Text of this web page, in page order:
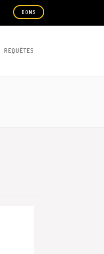
DONS
REQUÊTES